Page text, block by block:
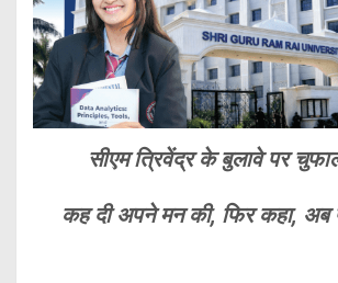
सीएम त्रिवेंद्र के बुलावे पर
कह दी अपने मन की, फिर कहा, अब